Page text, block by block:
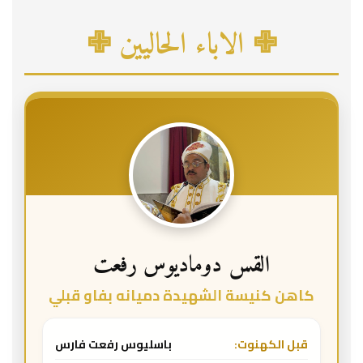
✙ الاباء الحاليين ✙
القس دوماديوس رفعت
كاهن كنيسة الشهيدة دميانه بفاو قبلي
قبل الكهنوت: باسليوس رفعت فارس